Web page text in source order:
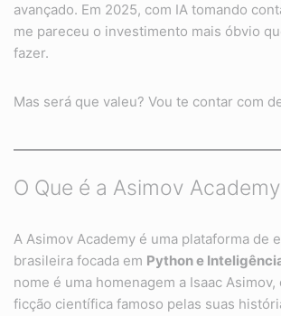
avançado. Em 2025, com IA tomando
me pareceu o investimento mais óbvio
fazer.
Mas será que valeu? Vou te contar com
O Que é a Asimov
A Asimov Academy é uma plataforma de
brasileira focada em Python e
nome é uma homenagem a Isaac
ficção científica famoso pelas suas